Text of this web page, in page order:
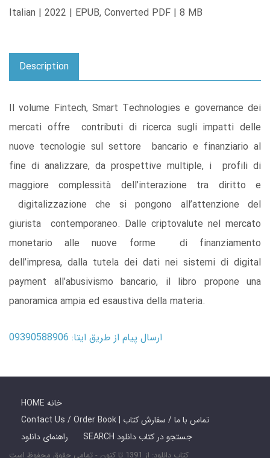
Italian | 2022 | EPUB, Converted PDF | 8 MB
Description
Il volume Fintech, Smart Technologies e governance dei
mercati offre contributi di ricerca sugli impatti delle
nuove tecnologie sul settore bancario e finanziario al
fine di analizzare, da prospettive multiple, i profili di
maggiore complessità dell’interazione tra diritto e
digitalizzazione che si pongono all’attenzione del
giurista contemporaneo. Dalle criptovalute nel mercato
monetario alle nuove forme di finanziamento
dell’impresa, dalla tutela dei dati nei sistemi di digital
payment all’abusivismo bancario, il libro propone una
panoramica ampia ed esaustiva della materia.
ارسال پیام از طریق ایتا: 09390588906
HOME خانه
Contact Us / Order Book | تماس با ما / سفارش کتاب
راهنمای دانلود
SEARCH جستجو در کتاب دانلود
کتاب دانلود: از 1391 تا کنون - تمامی حقوق محفوظ است